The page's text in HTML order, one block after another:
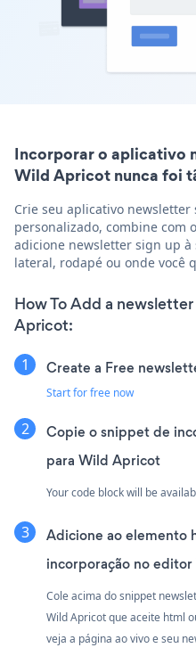
Incorporar o aplicativo
Wild Apricot nunca foi
Crie seu aplicativo
personalizado, combine com
adicione newsletter sign up
lateral, rodapé ou onde você
How To Add a
Apricot:
Create a Free
Start for free now
Copie o snippet de
para Wild Apricot
Your code block will be
Adicione ao elemento
incorporação no
Cole acima do snippet
Wild Apricot que aceite html
veja a página ao vivo e seu